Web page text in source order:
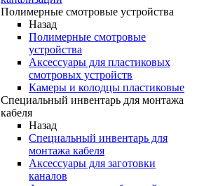
Полимерные смотровые устройства
Назад
Полимерные смотровые
устройства
Аксессуары для пластиковых
смотровых устройств
Камеры и колодцы пластиковые
Специальный инвентарь для монтажа
кабеля
Назад
Специальный инвентарь для
монтажа кабеля
Аксессуары для заготовки
каналов